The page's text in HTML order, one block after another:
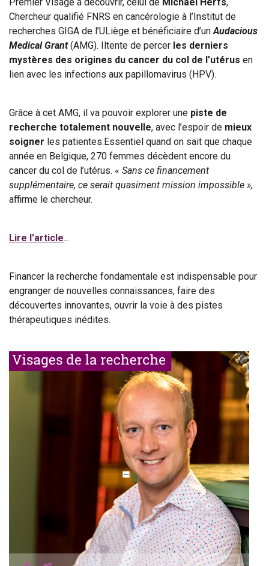
Chercheur qualifié FNRS en cancérologie à l’Institut de
recherches GIGA de l’ULiège et bénéficiaire d’unAudacious
Medical Grant(AMG). Iltente de percer les derniers
mystères des origines du cancer du col de l’utérus en
lien avec les infections aux papillomavirus (HPV).
Grâce à cet AMG, il va pouvoir explorer une piste de
recherche totalement nouvelle, avec l’espoir de mieux
soigner les patientes.Essentiel quand on sait que chaque
année en Belgique, 270 femmes décèdent encore du
cancer du col de l’utérus. « Sans ce financement
supplémentaire, ce serait quasiment mission impossible »,
affirme le chercheur.
Lire l’article...
Financer la recherche fondamentale est indispensable pour
engranger de nouvelles connaissances, faire des
découvertes innovantes, ouvrir la voie à des pistes
thérapeutiques inédites.